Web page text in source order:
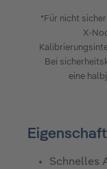
*Für nicht
X-
Bei
eine
Schnelles